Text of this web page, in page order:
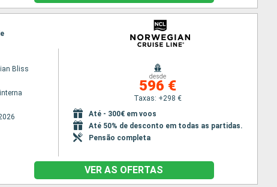
Bliss
desde
596 €
Taxas: +298 €
Até - 300€ em voos
Até 50% de desconto em todas as partidas.
Pensão completa
VER AS OFERTAS